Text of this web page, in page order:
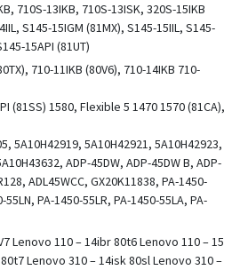
710S-13IKB, 710S-13ISK, 320S-15IKB
S145-15IGM (81MX), S145-15IIL, S145-
15API (81UT)
710-11IKB (80V6), 710-14IKB 710-
(81SS) 1580, Flexible 5 1470 1570 (81CA),
5A10H42919, 5A10H42921, 5A10H42923,
ADP-45DW, ADP-45DW B, ADP-
ADL45WCC, GX20K11838, PA-1450-
PA-1450-55LR, PA-1450-55LA, PA-
Lenovo 110 – 14ibr 80t6 Lenovo 110 – 15
Lenovo 310 – 14isk 80sl Lenovo 310 –